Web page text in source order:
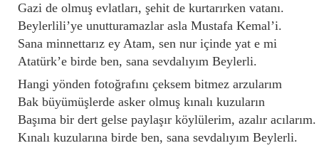
Gazi de olmuş evlatları, şehit de kurtarırken vatanı.
Beylerlili’ye unutturamazlar asla Mustafa Kemal’i.
Sana minnettarız ey Atam, sen nur içinde yat e mi
Atatürk’e birde ben, sana sevdalıyım Beylerli.
Hangi yönden fotoğrafını çeksem bitmez arzularım
Bak büyümüşlerde asker olmuş kınalı kuzuların
Başıma bir dert gelse paylaşır köylülerim, azalır acılarım.
Kınalı kuzularına birde ben, sana sevdalıyım Beylerli.